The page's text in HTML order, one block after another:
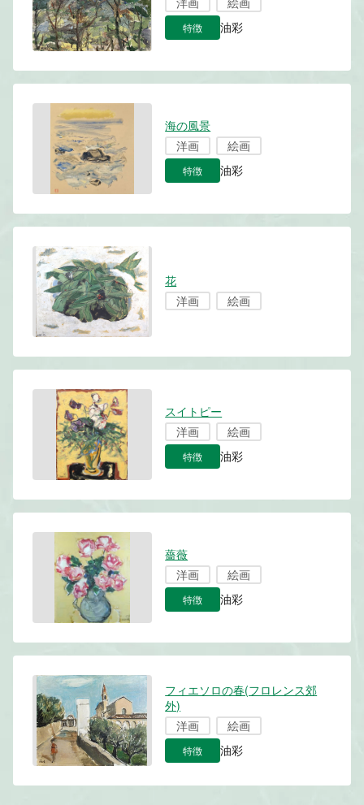
特徴 油彩
海の風景
洋画
絵画
特徴 油彩
花
洋画
絵画
スイトピー
洋画
絵画
特徴 油彩
薔薇
洋画
絵画
特徴 油彩
フィエソロの春(フロレンス郊
外)
洋画
絵画
特徴 油彩